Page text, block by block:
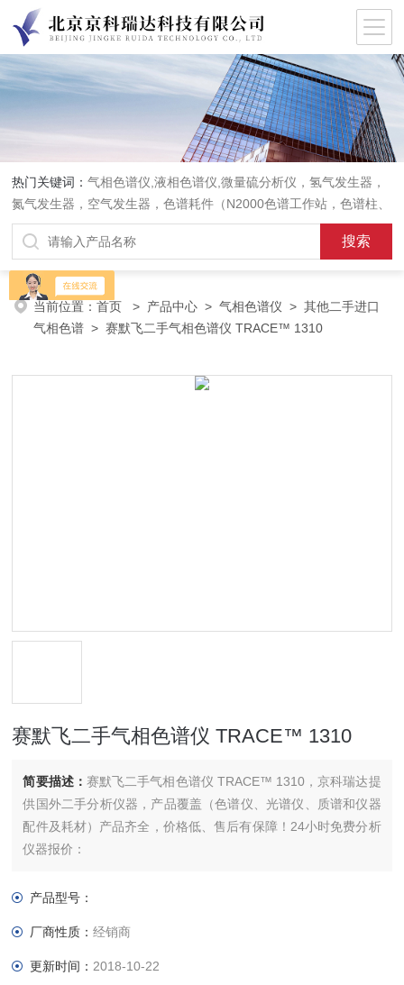
热门关键词：气相色谱仪,液相色谱仪,微量硫分析仪，氢气发生器，
氮气发生器，空气发生器，色谱耗件（N2000色谱工作站，色谱柱、
阀件、进样器、色谱担体），顶空进样器，热解析仪，紫外分光光度
计，原子吸收分光光度计，傅立叶红外光谱仪，分析天平等常规实验
室产品。
当前位置：首页 > 产品中心 >气相色谱仪 >其他二手进口
气相色谱 > 赛默飞二手气相色谱仪 TRACE™ 1310
赛默飞二手气相色谱仪 TRACE™ 1310
简要描述： 赛默飞二手气相色谱仪 TRACE™ 1310，京科瑞达提
供国外二手分析仪器，产品覆盖（色谱仪、光谱仪、质谱和仪器
配件及耗材）产品齐全，价格低、售后有保障！24小时免费分析
仪器报价：
产品型号：
厂商性质：经销商
更新时间： 2018-10-22